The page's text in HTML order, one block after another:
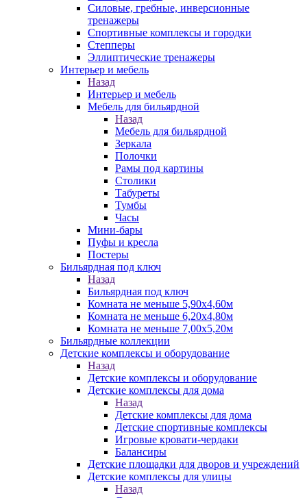
Силовые, гребные, инверсионные
тренажеры
Спортивные комплексы и городки
Степперы
Эллиптические тренажеры
Интерьер и мебель
Назад
Интерьер и мебель
Мебель для бильярдной
Назад
Мебель для бильярдной
Зеркала
Полочки
Рамы под картины
Столики
Табуреты
Тумбы
Часы
Мини-бары
Пуфы и кресла
Постеры
Бильярдная под ключ
Назад
Бильярдная под ключ
Комната не меньше 5,90х4,60м
Комната не меньше 6,20х4,80м
Комната не меньше 7,00х5,20м
Бильярдные коллекции
Детские комплексы и оборудование
Назад
Детские комплексы и оборудование
Детские комплексы для дома
Назад
Детские комплексы для дома
Детские спортивные комплексы
Игровые кровати-чердаки
Балансиры
Детские площадки для дворов и учреждений
Детские комплексы для улицы
Назад